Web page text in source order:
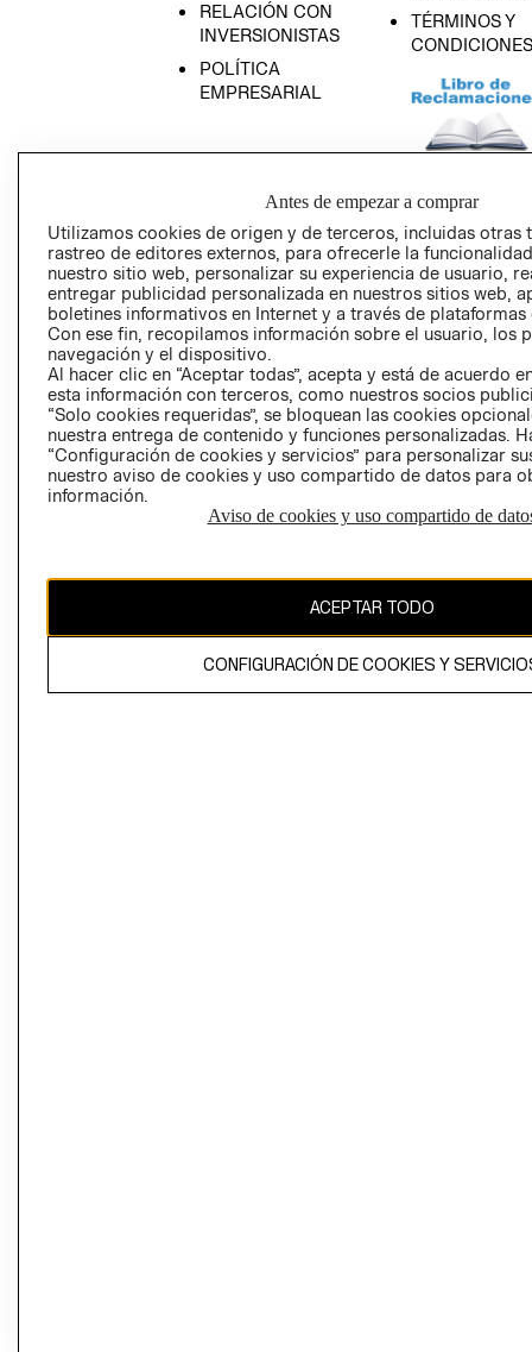
RELACIÓN CON
INVERSIONISTAS
POLÍTICA
EMPRESARIAL
TÉRMINOS Y
CONDICIONES
AVISO DE
PRIVACIDAD
GIFT CARD
AVISO DE
Perú (S/)
CAMBIAR REGIÓN
El contenido de esta página web está protegido por copyright y es
propiedad de H&M Hennes & Mauritz AB
Antes de empezar a comprar
Utilizamos cookies de origen y de terceros, incluidas otras
rastreo de editores externos, para ofrecerle la
nuestro sitio web, personalizar su experiencia de usuario,
entregar publicidad personalizada en nuestros sitios web,
boletines informativos en Internet y a través de plataformas
Con ese fin, recopilamos información sobre el usuario, los
navegación y el dispositivo.
Al hacer clic en “Aceptar todas”, acepta y está de acuerdo
esta información con terceros, como nuestros socios
“Solo cookies requeridas”, se bloquean las cookies
nuestra entrega de contenido y funciones personalizadas.
“Configuración de cookies y servicios” para personalizar
nuestro aviso de cookies y uso compartido de datos para
información.
Aviso de cookies y uso compartido de
ACEPTAR TODO
CONFIGURACIÓN DE COOKIES Y